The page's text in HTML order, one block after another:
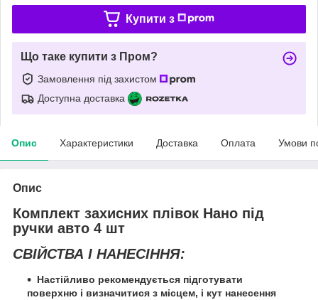
Купити з
Що таке купити з Пром?
Замовлення під захистом
Доступна доставка
Опис Характеристики Доставка Оплата Умови
Опис
Комплект захисних плівок Нано під
ручки авто 4 шт
СВІЙСТВА І НАНЕСІННЯ:
Настійливо рекомендується підготувати
поверхню і визначитися з місцем, і кут нанесення